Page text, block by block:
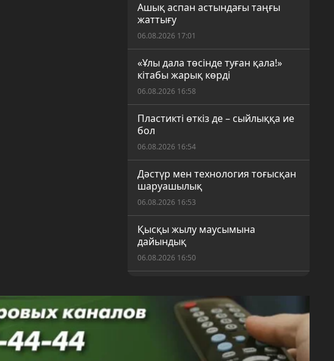
Ашық аспан астындағы таңғы
жаттығу
06.08.2026 17:01
«Ұлы дала төсінде туған қала!»
кітабы жарық көрді
06.08.2026 16:58
Пластикті өткіз де – сыйлыққа ие
бол
06.08.2026 16:54
Дәстүр мен технология тоғысқан
шаруашылық
06.08.2026 16:53
Қысқы жылу маусымына
дайындық
06.08.2026 16:50
ерекше қажеттілігі бар балаларға
арналған жаңа секция ашылды
06.08.2026 16:17
Қарағандылықтар күнді таңғы